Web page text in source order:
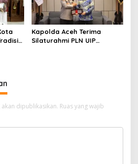
Kapolda Aceh Terima
Silaturahmi PLN UIP
dipublikasikan. Ruas yang wajib